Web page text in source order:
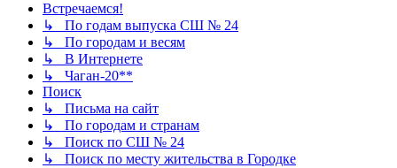
Встречаемся!
↳ По годам выпуска СШ № 24
↳ По городам и весям
↳ В Интернете
↳ Чаган-20**
Поиск
↳ Письма на сайт
↳ По городам и странам
↳ Поиск по СШ № 24
↳ Поиск по месту жительства в Городке